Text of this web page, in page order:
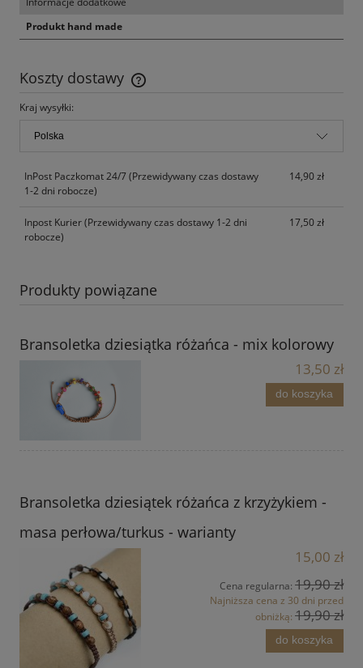
Produkt hand made
Koszty dostawy
Cena nie zawiera ewentualnych kosztów płatności
Kraj wysyłki:
InPost Paczkomat 24/7(Przewidywany czas dostawy
1-2 dni robocze)
14,90 zł
Inpost Kurier(Przewidywany czas dostawy 1-2 dni
robocze)
17,50 zł
Produkty powiązane
Bransoletka dziesiątka różańca - mix kolorowy
13,50 zł
do koszyka
Bransoletka dziesiątek różańca z krzyżykiem -
masa perłowa/turkus - warianty
15,00 zł
Cena regularna: 19,90 zł
Najniższa cena z 30 dni przed
obniżką: 19,90 zł
do koszyka